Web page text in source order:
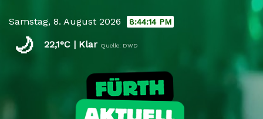
content
Samstag, 8. August 2026 8:44:14 PM
🌙 22,1°C | Klar Quelle: DWD